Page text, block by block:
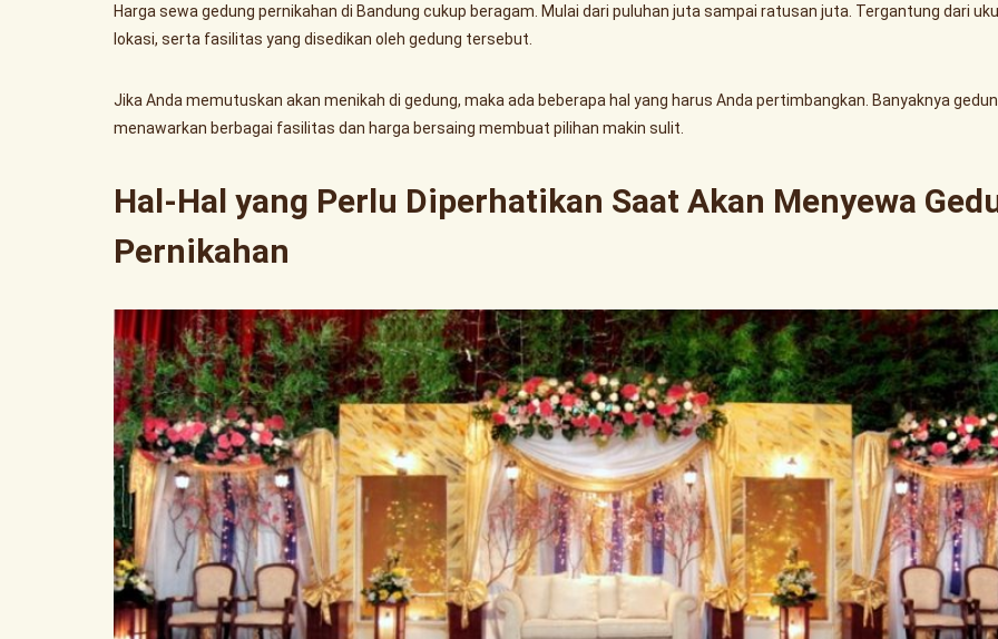
Harga sewa gedung pernikahan di Bandung cukup beragam. Mulai dari puluhan juta sampai ratusan juta. Tergantung dari
lokasi, serta fasilitas yang disedikan oleh gedung tersebut.
Jika Anda memutuskan akan menikah di gedung, maka ada beberapa hal yang harus Anda pertimbangkan. Banyaknya
menawarkan berbagai fasilitas dan harga bersaing membuat pilihan makin sulit.
Hal-Hal yang Perlu Diperhatikan Saat Akan Menyewa
Pernikahan